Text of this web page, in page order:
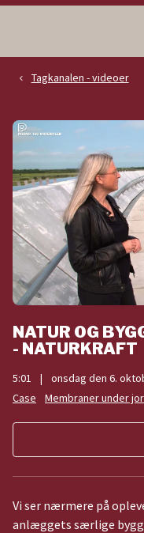
navigate_before Tagkanalen - videoer
NATUR OG
- NATURKRAFT
5:01 |
onsdag den 6.
Case
Membraner under
Vi ser nærmere på
anlæggets særlige